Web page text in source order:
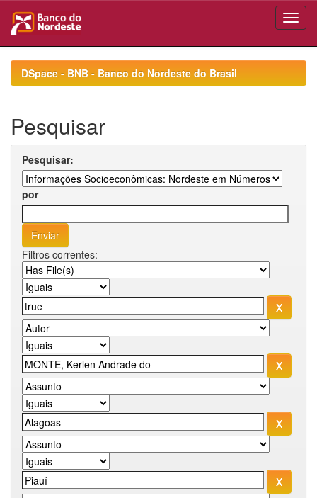
navigationDSpace - BNB - Banco do Nordeste do Brasil
Pesquisar
Pesquisar:
por
Filtros correntes: